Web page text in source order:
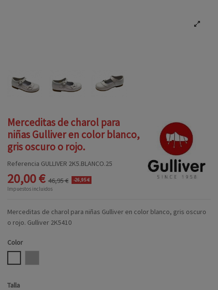
Merceditas de charol para
niñas Gulliver en color blanco,
gris oscuro o rojo.
Referencia GULLIVER 2K5.BLANCO.25
20,00 € 46,95 € -26,95 €
Impuestos incluidos
Merceditas de charol para niñas Gulliver en color blanco, gris oscuro
o rojo. Gulliver 2K5410
Color
Talla